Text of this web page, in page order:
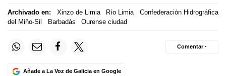
Archivado en: Xinzo de Limia Río Limia
Confederación Hidrográfica
del Miño-Sil
Barbadás Ourense ciudad
Añade a La Voz de Galicia en Google
Comentar ·